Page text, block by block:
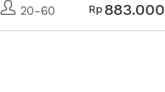
20-60 Rp 883.000